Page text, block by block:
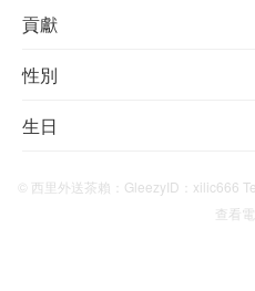
貢獻
性別
生日
© 西里外送茶賴：GleezyID：xilic666
查看